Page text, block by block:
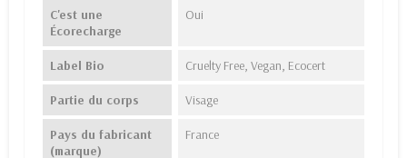
C'est une
Écorecharge
Oui
Label Bio Cruelty Free, Vegan, Ecocert
Partie du corps Visage
Pays du fabricant
(marque)
France